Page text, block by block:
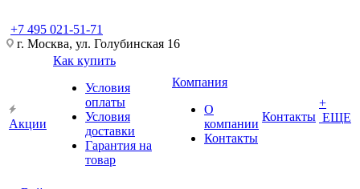
+7 495 021-51-71
г. Москва, ул. Голубинская 16
Акции
Как купить
Условия
оплаты
Условия
доставки
Гарантия на
товар
Компания
О
компании
Контакты
Контакты
+
ЕЩЕ